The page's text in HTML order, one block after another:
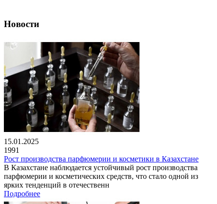
Новости
15.01.2025
1991
Рост производства парфюмерии и косметики в Казахстане
В Казахстане наблюдается устойчивый рост производства
парфюмерии и косметических средств, что стало одной из
ярких тенденций в отечественн
Подробнее